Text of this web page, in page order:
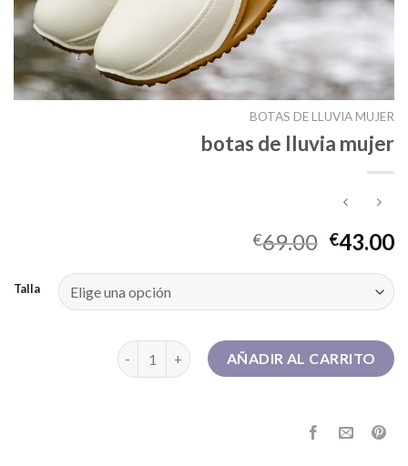
BOTAS DE LLUVIA MUJER
botas de lluvia mujer
€69.00 €43.00
Talla
botas de lluvia mujer cantidadAÑADIR AL CARRITO